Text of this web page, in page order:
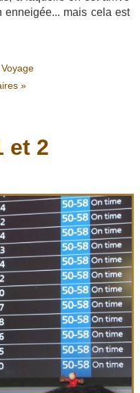
enneigée... mais cela est
Voyage
»
et 2